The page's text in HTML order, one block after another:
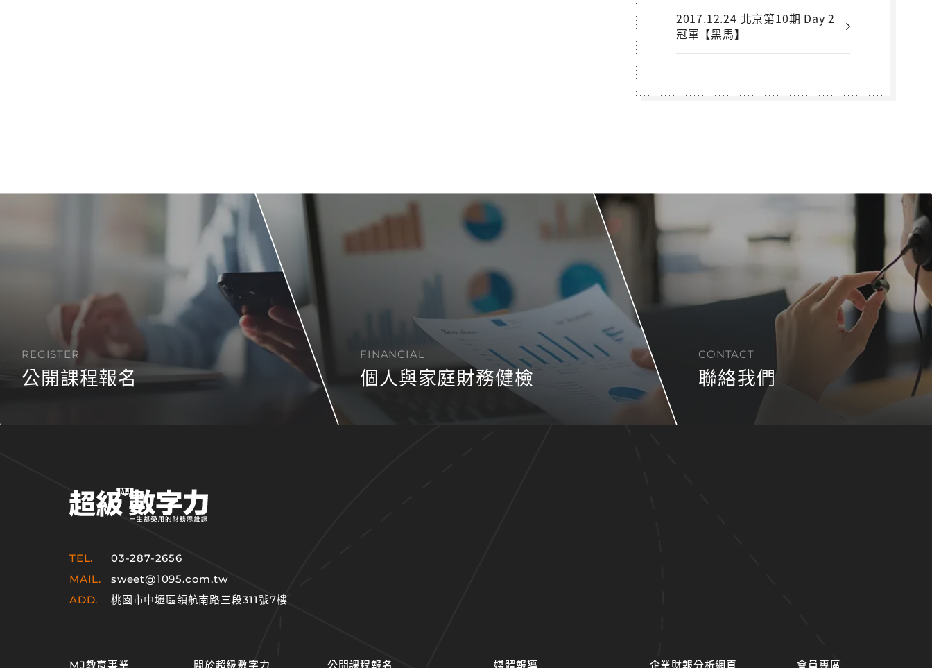
2017.12.24 北京第10期 Day 2
冠軍【黑馬】
REGISTER
公開課程報名
FINANCIAL
個人與家庭財務健檢
CONTACT
聯絡我們
TEL.
03-287-2656
MAIL.
sweet@1095.com.tw
ADD.
桃園市中壢區領航南路三段311號7樓
MJ教育事業 關於超級數字力 公開課程報名 媒體報導 企業財報分析網頁 會員專區